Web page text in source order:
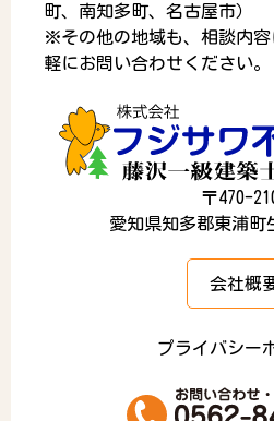
町、南知多町、名古屋市）
※その他の地域も、相談内
軽にお問い合わせください。
〒470-
愛知県知多郡東浦町
会社概
プライバシー